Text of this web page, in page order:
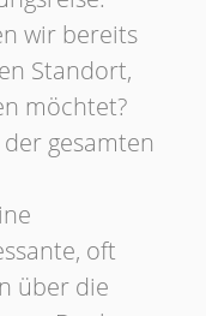
wir bereits
Standort,
möchtet?
gesamten
oft
über die